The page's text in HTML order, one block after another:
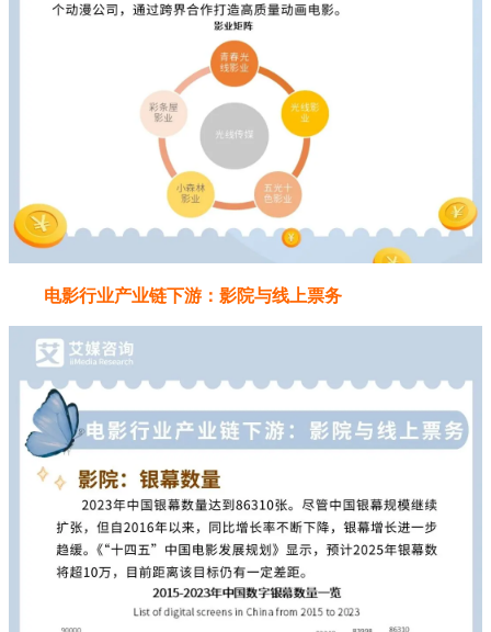
电影行业产业链下游：影院与线上票务